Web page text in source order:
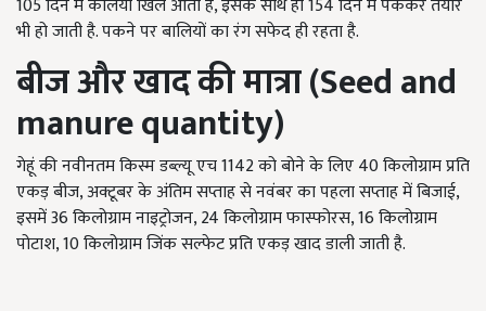
105 दिन में कलियां खिल आती हैं, इसके साथ ही 154 दिन में पककर तैयार
भी हो जाती है. पकने पर बालियों का रंग सफेद ही रहता है.
बीज और खाद की मात्रा (Seed and
manure quantity)
गेहूं की नवीनतम किस्म डब्ल्यू एच 1142 को बोने के लिए 40 किलोग्राम प्रति
एकड़ बीज, अक्टूबर के अंतिम सप्ताह से नवंबर का पहला सप्ताह में बिजाई,
इसमें 36 किलोग्राम नाइट्रोजन, 24 किलोग्राम फास्फोरस, 16 किलोग्राम
पोटाश, 10 किलोग्राम जिंक सल्फेट प्रति एकड़ खाद डाली जाती है.